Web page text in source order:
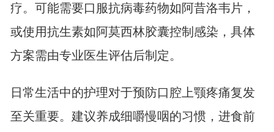
疗。可能需要口服抗病毒药物如阿昔洛韦片，
或使用抗生素如阿莫西林胶囊控制感染，具体
方案需由专业医生评估后制定。
日常生活中的护理对于预防口腔上颚疼痛复发
至关重要。建议养成细嚼慢咽的习惯，进食前